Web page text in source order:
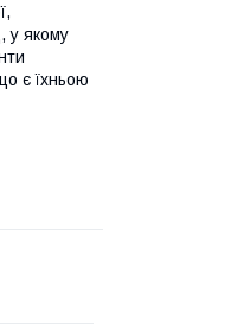
у якому
є їхньою